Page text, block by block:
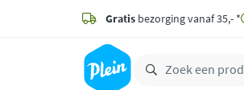
zoeken
hoofdinhoud
Gratis bezorging vanaf 35,- *